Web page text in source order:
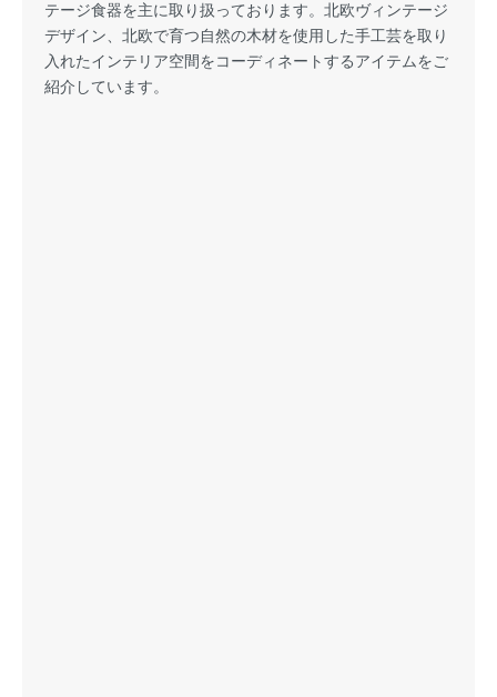
テージ食器を主に取り扱っております。北欧ヴィンテージ
デザイン、北欧で育つ自然の木材を使用した手工芸を取り
入れたインテリア空間をコーディネートするアイテムをご
紹介しています。